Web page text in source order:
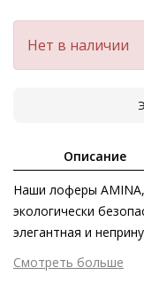
Нет в наличии
Описание
Наши лоферы
экологически
элегантная и
можно смело
стильным акцентом
Смотреть больше